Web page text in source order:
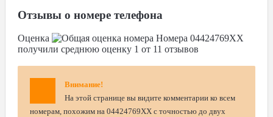
Отзывы о номере телефона
Оценка Номера 04424769XX
получили среднюю оценку 1 от 11 отзывов
Внимание!
На этой странице вы видите комментарии ко всем
номерам, похожим на 04424769XX с точностью до двух